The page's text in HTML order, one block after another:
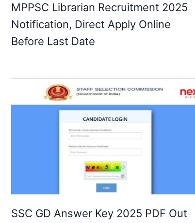
MPPSC Librarian Recruitment 2025
Notification, Direct Apply Online
Before Last Date
SSC GD Answer Key 2025 PDF Out